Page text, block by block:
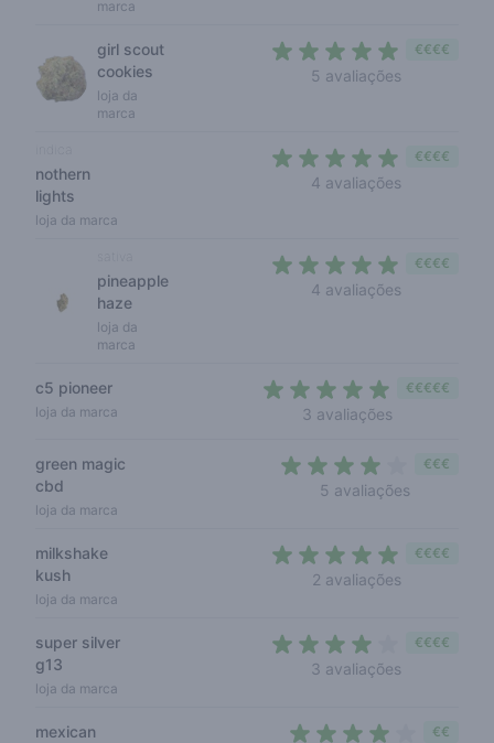
marca
girl scout
cookies
loja da
marca
5 avaliações
€€€€
nothern
lights
loja da marca
4 avaliações
€€€€
pineapple
haze
loja da
marca
4 avaliações
€€€€
c5 pioneer
loja da marca 3 avaliações
€€€€€
green magic
cbd
loja da marca
5 avaliações
€€€
milkshake
kush
loja da marca
2 avaliações
€€€€
super silver
g13
loja da marca
3 avaliações
€€€€
mexican
€€